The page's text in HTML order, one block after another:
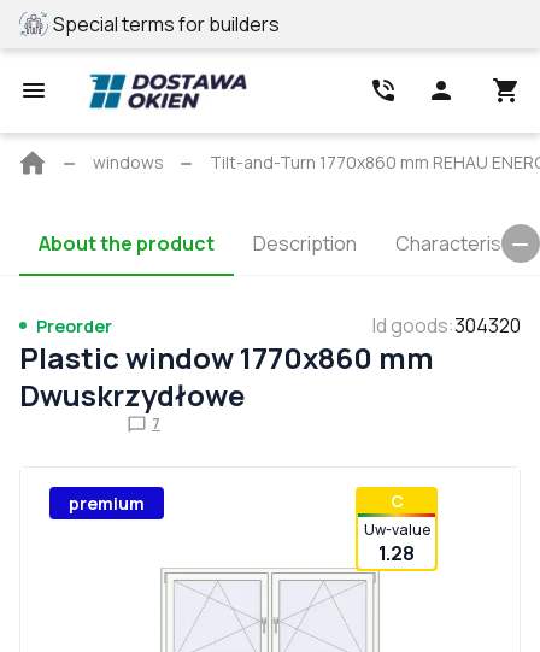
Special terms for builders
Main
windows Tilt-and-Turn 1770x860 mm REHAU
About the product Description Characteristics
Preorder Id goods:304320
Plastic window 1770x860 mm
Dwuskrzydłowe
7
premium С
Uw-value
1.28